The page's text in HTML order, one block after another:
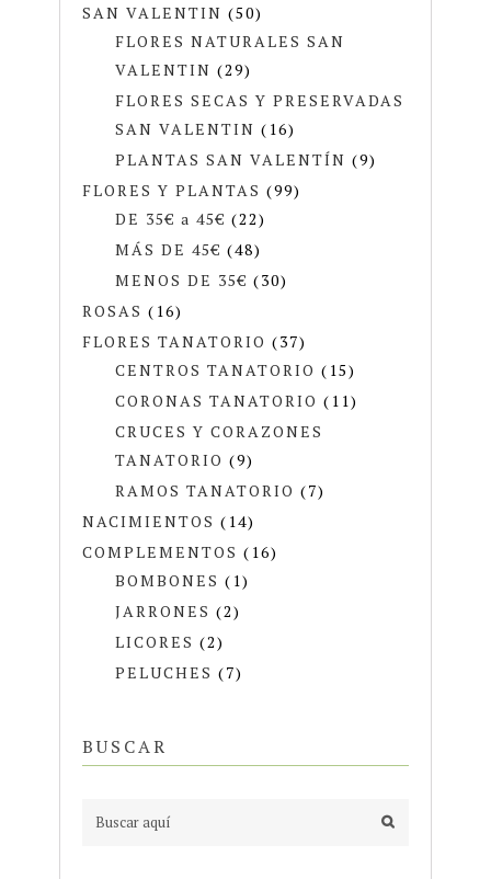
SAN VALENTIN (50)
FLORES NATURALES SAN
VALENTIN (29)
FLORES SECAS Y PRESERVADAS
SAN VALENTIN (16)
PLANTAS SAN VALENTÍN (9)
FLORES Y PLANTAS (99)
DE 35€ a 45€ (22)
MÁS DE 45€ (48)
MENOS DE 35€ (30)
ROSAS (16)
FLORES TANATORIO (37)
CENTROS TANATORIO (15)
CORONAS TANATORIO (11)
CRUCES Y CORAZONES
TANATORIO (9)
RAMOS TANATORIO (7)
NACIMIENTOS (14)
COMPLEMENTOS (16)
BOMBONES (1)
JARRONES (2)
LICORES (2)
PELUCHES (7)
BUSCAR